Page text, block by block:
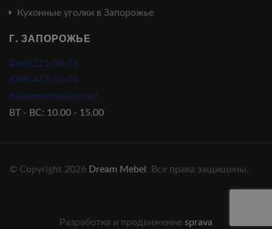
Кухонные уголки в Запорожье
Г. ЗАПОРОЖЬЕ
(066) 121-06-15
(068) 447-13-04
dreammebel@ukr.net
ВТ - ВС: 10.00 - 15.00
© Copyright 2026 Dream Mebel . Все права защищены.
Разработка и продвижение sprava